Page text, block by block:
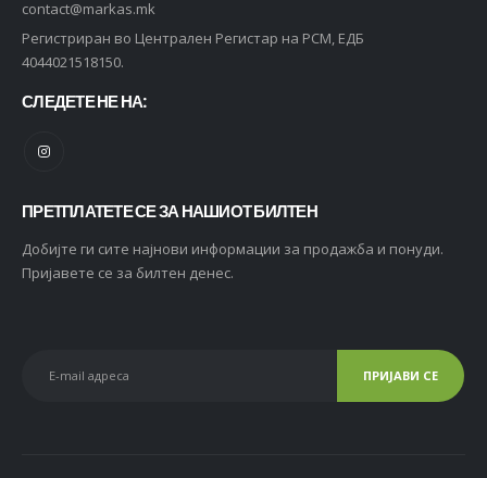
contact@markas.mk
Регистриран во Централен Регистар на РСМ, ЕДБ
4044021518150.
СЛЕДЕТЕ НЕ НА:
ПРЕТПЛАТЕТЕ СЕ ЗА НАШИОТ БИЛТЕН
Добијте ги сите најнови информации за продажба и понуди.
Пријавете се за билтен денес.